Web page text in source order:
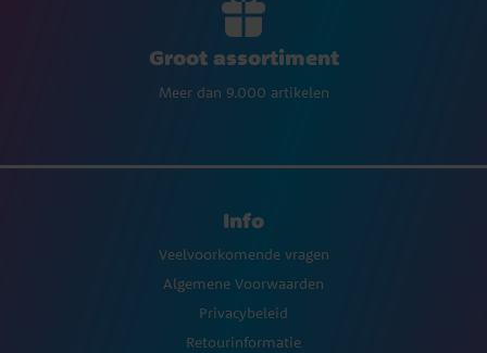
Groot assortiment
Meer dan 9.000 artikelen
Info
Veelvoorkomende vragen
Algemene Voorwaarden
Privacybeleid
Retourinformatie